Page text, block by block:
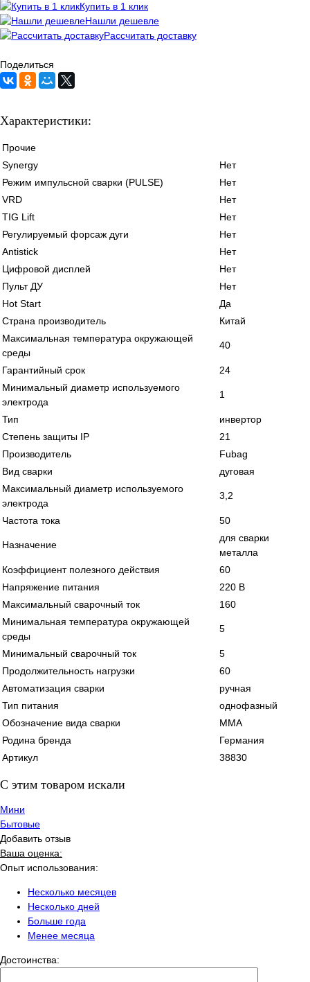
Купить в 1 клик
Нашли дешевле
Рассчитать доставку
Поделиться
Характеристики:
Прочие
Synergy
Нет
Режим импульсной сварки (PULSE)
Нет
VRD
Нет
TIG Lift
Нет
Регулируемый форсаж дуги
Нет
Antistick
Нет
Цифровой дисплей
Нет
Пульт ДУ
Нет
Hot Start
Да
Страна производитель
Китай
Максимальная температура окружающей
среды
40
Гарантийный срок
24
Минимальный диаметр используемого
электрода
1
Тип
инвертор
Степень защиты IP
21
Производитель
Fubag
Вид сварки
дуговая
Максимальный диаметр используемого
электрода
3,2
Частота тока 50
Назначение
для сварки
металла
Коэффициент полезного действия
60
Напряжение питания
220 В
Максимальный сварочный ток
160
Минимальная температура окружающей
среды
5
Минимальный сварочный ток
5
Продолжительность нагрузки
60
Автоматизация сварки
ручная
Тип питания
однофазный
Обозначение вида сварки
MMA
Родина бренда
Германия
Артикул
38830
C этим товаром искали
Мини
Бытовые
Добавить отзыв
Ваша оценка:
Опыт использования:
Несколько месяцев
Несколько дней
Больше года
Менее месяца
Достоинства: